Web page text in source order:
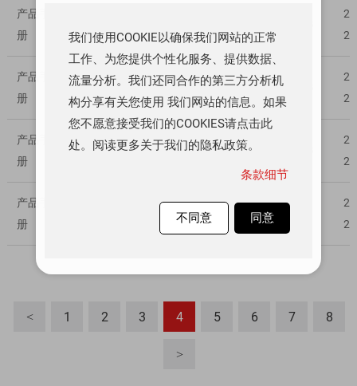
产品手
册
29
产品手
册
CBM8051_CBM8052_CBM8054 2899KB
29
产品手
册
CBM8091_CBM8092_CBM8094
29
产品手
册
509KB
29
< 1 2 3 4 5 6 7 8
>
我们使用COOKIE以确保我们网站的正常
工作、为您提供个性化服务、提供数据、
流量分析。我们还同合作的第三方分析机
构分享有关您使用 我们网站的信息。如果
您不愿意接受我们的COOKIES请点击此
处。阅读更多关于我们的隐私政策。
条款细节
不同意 同意